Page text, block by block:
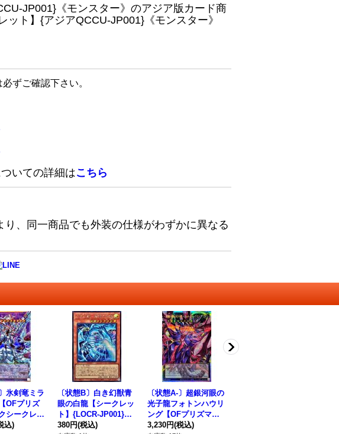
JP001}《モンスター》のアジア版カード商
ト】{アジアQCCU-JP001}《モンスター》
ずご確認下さい。
いての詳細はこちら
、同一商品でも外装の仕様がわずかに異なる
氷剣竜ミラ
OFプリズ
シークレッ
JP008}
込)
〔状態B〕白き幻獣青
眼の白龍【シークレッ
ト】{LOCR-JP001}
《モンスター》
380円(税込)
〔状態A-〕超銀河眼の
光子龍フォトンハウリ
ング【OFプリズマテ
ィックシークレット】
3,230円(税込)